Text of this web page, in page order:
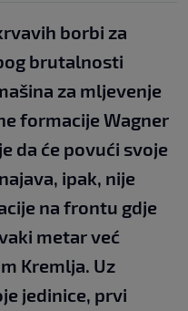
borbi za
brutalnosti
za mljevenje
formacije Wagner
da će povući svoje
ipak, nije
na frontu gdje
metar već
Kremlja. Uz
jedinice, prvi